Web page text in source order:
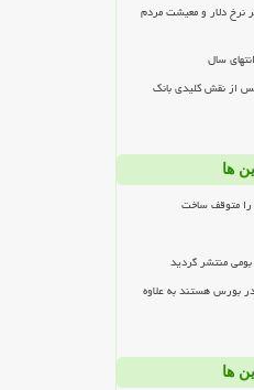
بر نرخ دلار و معیشت مردم
سال
از نقش کلیدی بانک
ها
منتشر گردید
بورس هستند به علاوه
ها